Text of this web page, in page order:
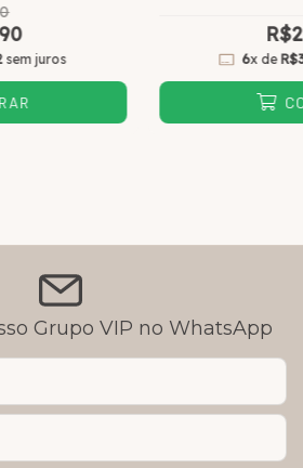
sem juros 6x de
Grupo VIP no WhatsApp